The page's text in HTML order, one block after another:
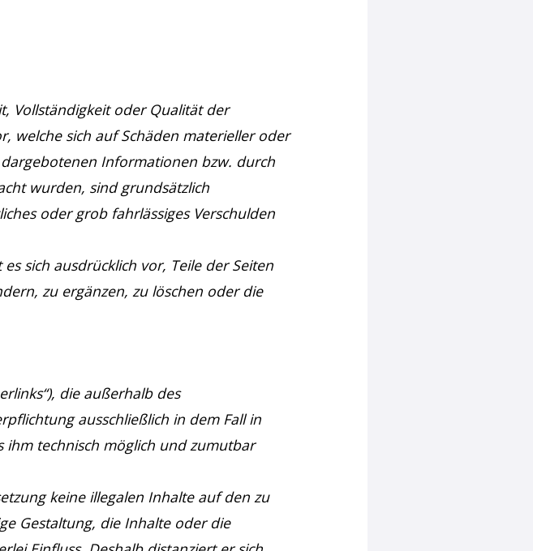
Vollständigkeit oder Qualität der
welche sich auf Schäden materieller oder
Informationen bzw. durch
wurden, sind grundsätzlich
oder grob fahrlässiges Verschulden
sich ausdrücklich vor, Teile der Seiten
zu ergänzen, zu löschen oder die
die außerhalb des
ausschließlich in dem Fall in
technisch möglich und zumutbar
keine illegalen Inhalte auf den zu
Gestaltung, die Inhalte oder die